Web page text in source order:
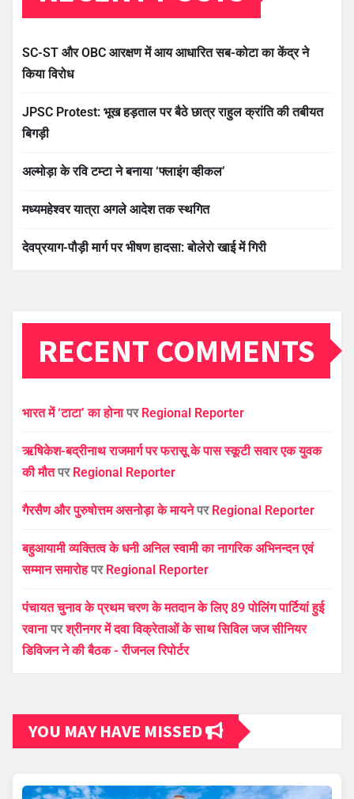
SC-ST और OBC आरक्षण में आय आधारित सब-कोटा का केंद्र ने
किया विरोध
JPSC Protest: भूख हड़ताल पर बैठे छात्र राहुल क्रांति की तबीयत
बिगड़ी
अल्मोड़ा के रवि टम्टा ने बनाया ‘फ्लाइंग व्हीकल’
मध्यमहेश्वर यात्रा अगले आदेश तक स्थगित
देवप्रयाग-पौड़ी मार्ग पर भीषण हादसा: बोलेरो खाई में गिरी
RECENT COMMENTS
भारत में ‘टाटा’ का होनापर Regional Reporter
ऋषिकेश-बद्रीनाथ राजमार्ग पर फरासू के पास स्कूटी सवार एक युवक
की मौतपर Regional Reporter
गैरसैण और पुरुषोत्तम असनोड़ा के मायनेपर Regional Reporter
बहुआयामी व्यक्तित्व के धनी अनिल स्वामी का नागरिक अभिनन्दन एवं
सम्मान समारोहपर Regional Reporter
पंचायत चुनाव के प्रथम चरण के मतदान के लिए 89 पोलिंग पार्टियां हुई
रवानापरश्रीनगर में दवा विक्रेताओं के साथ सिविल जज सीनियर
डिविजन ने की बैठक - रीजनल रिपोर्टर
YOU MAY HAVE MISSED